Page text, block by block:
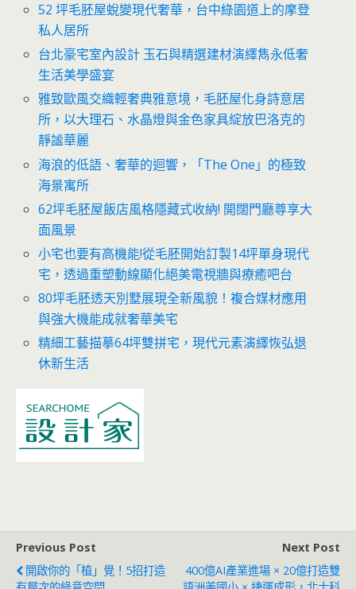
52 坪毛胚屋蛻變現代奢華，台中綠園道上的摩登
私人居所
台北豪宅室內設計 玉石與精選建材演繹雋永低奢
生活美學盛宴
雅致歐風交織輕奢典雅意境，毛胚屋化身詩意居
所，以大理石、水晶燈與金色家具綻放巴洛克的
靜謐華麗
海浪的低語、奢華的迴響，「The One」的極致
海景寓所
62坪毛胚屋飯店風格隱藏式收納! 開闊門廳尊享大
面風景
小宅也要有高機能!從毛胚開始訂製14坪單身現代
宅，透過重塑動線顯化絕美電視牆與療癒吧台
80坪毛胚透天別墅展現全新風貌！複合媒材應用
與強大機能成就奢華美宅
精細工藝描摹64坪雙拼宅，現代元素演繹恢弘退
休新生活
Previous Post
開啟你的「植」覺！5招打造
Next Post
400億AI產業進場 × 20億打造雙